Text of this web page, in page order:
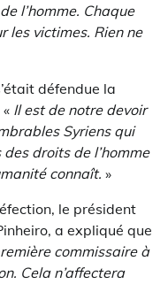
l’homme. Chaque
les victimes. Rien ne
défendue la
Il est de notre devoir
Syriens qui
droits de l’homme
connaît. »
le président
a expliqué que
commissaire à
Cela n’affectera